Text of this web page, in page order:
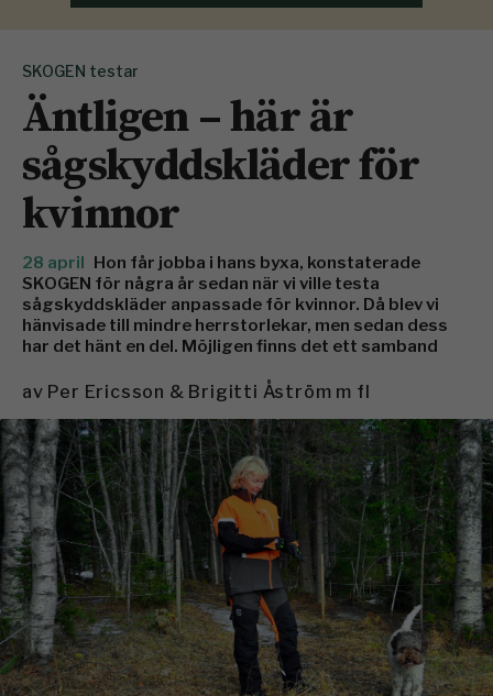
SKOGEN testar
Äntligen – här är
sågskyddskläder för
kvinnor
28 april Hon får jobba i hans byxa, konstaterade
SKOGEN för några år sedan när vi ville testa
sågskyddskläder anpassade för kvinnor. Då blev vi
hänvisade till mindre herrstorlekar, men sedan dess
har det hänt en del. Möjligen finns det ett samband
av Per Ericsson & Brigitti Åström m fl